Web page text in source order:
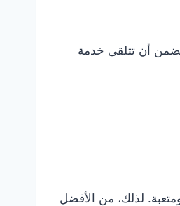
أن تتلقى خدمة
لذلك، من الأفضل